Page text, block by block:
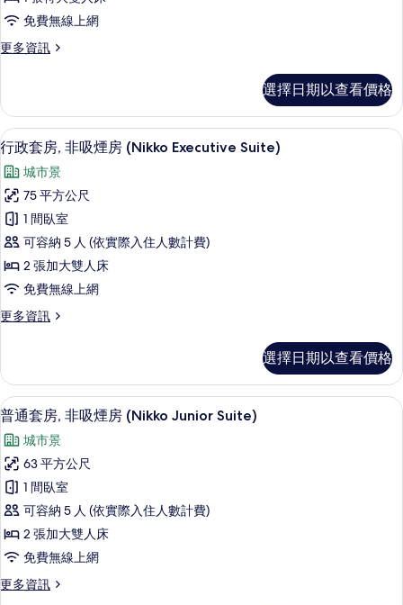
情
吸
煙
房
Premium
Double)
的
所
有
相
片
免費無線上網
更多資訊
更
房,
非
吸
煙
房
Nikko
Premium
Double)
的
詳
情
選擇日期以查看價格
顯
示
行
政
套
房,
非
吸
煙
(Nikko
Executive
Suite)
的
所
有
相
片
客房內保險箱、遮光布/窗簾、熨斗/
8
行政套房, 非吸煙房 (Nikko Executive Suite)
城市景
75 平方公尺
1 間臥室
可容納 5 人 (依實際入住人數計費)
2 張加大雙人床
免費無線上網
更多資訊
更
套
房,
非
吸
煙
房
(Nikko
Executive
Suite)
的
詳
情
選擇日期以查看價格
顯
示
普
通
套
房,
非
吸
煙
客房內保險箱、遮光布/窗簾、熨斗/
7
普通套房, 非吸煙房 (Nikko Junior Suite)
城市景
63 平方公尺
1 間臥室
可容納 5 人 (依實際入住人數計費)
2 張加大雙人床
免費無線上網
更多資訊
更